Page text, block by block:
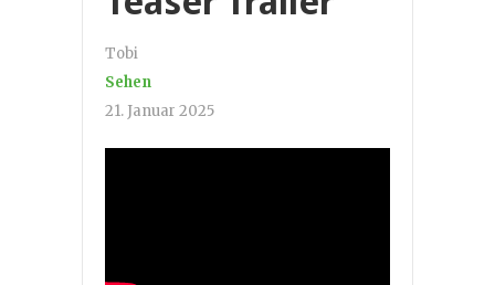
Tobi
Sehen
21. Januar 2025